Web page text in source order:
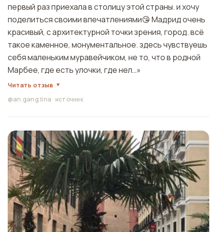
первый раз приехала в столицу этой страны. и хочу
поделиться своими впечатлениями😘 Мадрид очень
красивый, с архитектурной точки зрения, город. всё
такое каменное, монументальное. здесь чувствуешь
себя маленьким муравейчиком, не то, что в родной
Марбее, где есть улочки, где нел…»
Читать отзыв
@an.gang.lina · источник